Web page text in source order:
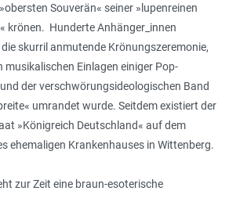
Souverän« seiner »lupenreinen
krönen. Hunderte Anhänger_innen
skurril anmutende Krönungszeremonie,
musikalischen Einlagen einiger Pop-
der verschwörungsideologischen Band
umrandet wurde. Seitdem existiert der
»Königreich Deutschland« auf dem
ehemaligen Krankenhauses in Wittenberg.
zur Zeit eine braun-esoterische